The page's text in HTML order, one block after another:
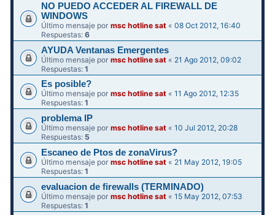
NO PUEDO ACCEDER AL FIREWALL DE
WINDOWS
Último mensaje pormsc hotline sat «08 Oct 2012, 16:40
Respuestas:6
AYUDA Ventanas Emergentes
Último mensaje pormsc hotline sat « 21 Ago 2012, 09:02
Respuestas:1
Es posible?
Último mensaje pormsc hotline sat «11 Ago 2012, 12:35
Respuestas:1
problema IP
Último mensaje pormsc hotline sat «10 Jul 2012, 20:28
Respuestas: 5
Escaneo de Ptos de zonaVirus?
Último mensaje pormsc hotline sat « 21 May 2012, 19:05
Respuestas:1
evaluacion de firewalls (TERMINADO)
Último mensaje pormsc hotline sat «15 May 2012, 07:53
Respuestas:1